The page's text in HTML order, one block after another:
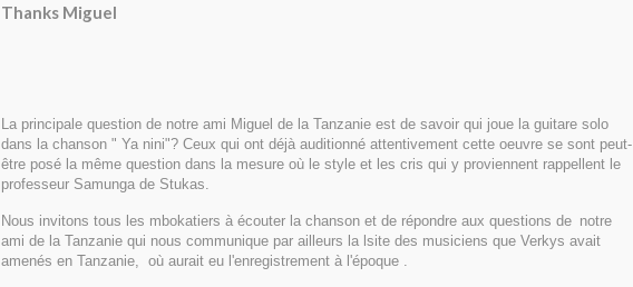
Thanks Miguel
La principale question de notre ami Miguel de la Tanzanie est de savoir qui joue la guitare solo
dans la chanson " Ya nini"? Ceux qui ont déjà auditionné attentivement cette oeuvre se sont peut-
être posé la même question dans la mesure où le style et les cris qui y proviennent rappellent le
professeur Samunga de Stukas.
Nous invitons tous les mbokatiers à écouter la chanson et de répondre aux questions de notre
ami de la Tanzanie qui nous communique par ailleurs la lsite des musiciens que Verkys avait
amenés en Tanzanie, où aurait eu l'enregistrement à l'époque .